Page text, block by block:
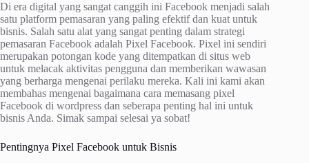
Di era digital yang sangat canggih ini Facebook menjadi salah
satu platform pemasaran yang paling efektif dan kuat untuk
bisnis. Salah satu alat yang sangat penting dalam strategi
pemasaran Facebook adalah Pixel Facebook. Pixel ini sendiri
merupakan potongan kode yang ditempatkan di situs web
untuk melacak aktivitas pengguna dan memberikan wawasan
yang berharga mengenai perilaku mereka. Kali ini kami akan
membahas mengenai bagaimana cara memasang pixel
Facebook di wordpress dan seberapa penting hal ini untuk
bisnis Anda. Simak sampai selesai ya sobat!
Pentingnya Pixel Facebook untuk Bisnis